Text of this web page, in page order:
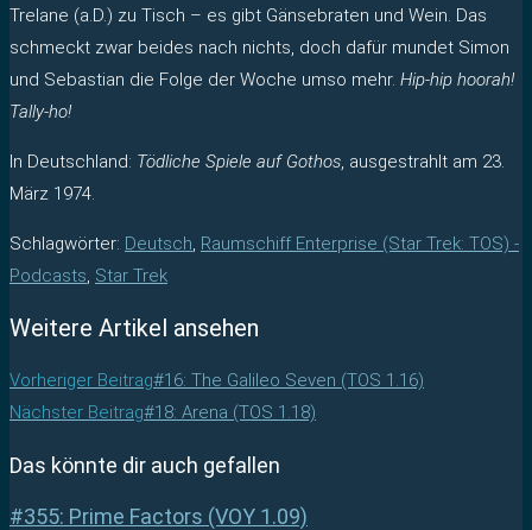
Trelane (a.D.) zu Tisch – es gibt Gänsebraten und Wein. Das
schmeckt zwar beides nach nichts, doch dafür mundet Simon
und Sebastian die Folge der Woche umso mehr. Hip-hip hoorah!
Tally-ho!
In Deutschland: Tödliche Spiele auf Gothos, ausgestrahlt am 23.
März 1974.
Schlagwörter: Deutsch, Raumschiff Enterprise (Star Trek: TOS) -
Podcasts, Star Trek
Weitere Artikel ansehen
Vorheriger Beitrag#16: The Galileo Seven (TOS 1.16)
Nächster Beitrag#18: Arena (TOS 1.18)
Das könnte dir auch gefallen
#355: Prime Factors (VOY 1.09)